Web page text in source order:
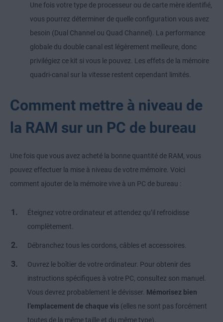
Une fois votre type de processeur ou de carte mère identifié,
vous pourrez déterminer de quelle configuration vous avez
besoin (Dual Channel ou Quad Channel). La performance
globale du double canal est légèrement meilleure, donc
privilégiez ce kit si vous le pouvez. Les effets de la mémoire
quadri-canal sur la vitesse restent cependant limités.
Comment mettre à niveau de
la RAM sur un PC de bureau
Une fois que vous avez acheté la bonne quantité de RAM, vous
pouvez effectuer la mise à niveau de votre mémoire. Voici
comment ajouter de la mémoire vive à un PC de bureau :
Éteignez votre ordinateur et attendez qu’il refroidisse
complètement.
Débranchez tous les cordons, câbles et accessoires.
Ouvrez le boîtier de votre ordinateur. Pour obtenir des
instructions spécifiques à votre PC, consultez son manuel.
Vous devrez probablement le dévisser. Mémorisez bien
l’emplacement de chaque vis (elles ne sont pas forcément
toutes de la même taille et du même type).